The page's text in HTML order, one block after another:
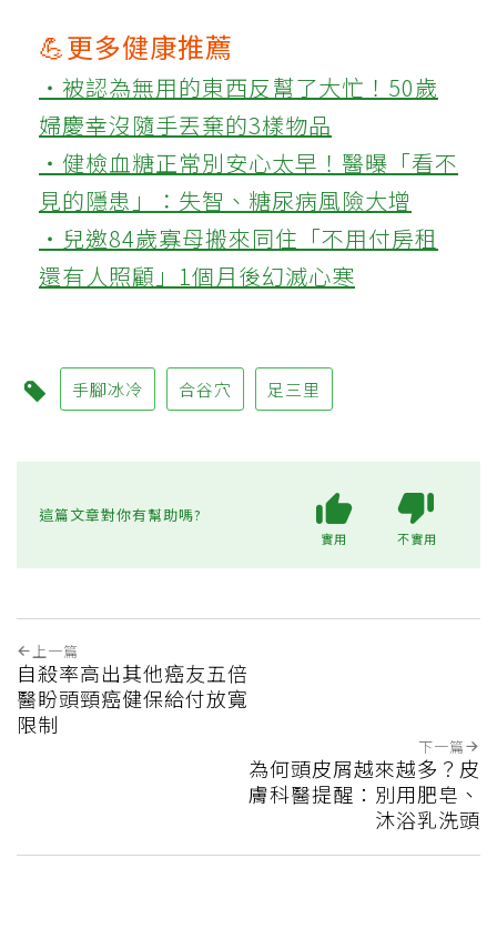
💪更多健康推薦
‧被認為無用的東西反幫了大忙！50歲
婦慶幸沒隨手丟棄的3樣物品
‧健檢血糖正常別安心太早！醫曝「看不
見的隱患」：失智、糖尿病風險大增
‧兒邀84歲寡母搬來同住「不用付房租
還有人照顧」1個月後幻滅心寒
手腳冰冷 合谷穴 足三里
這篇文章對你有幫助嗎?
實用 不實用
上一篇
自殺率高出其他癌友五倍
醫盼頭頸癌健保給付放寬
限制
下一篇
為何頭皮屑越來越多？皮
膚科醫提醒：別用肥皂、
沐浴乳洗頭